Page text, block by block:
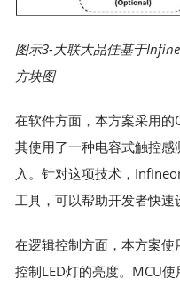
图示3-大联大品佳基于
方块图
在软件方面，本方案采用的
其使用了一种电容式触控
入。针对这项技术，
工具，可以帮助开发者快速
在逻辑控制方面，本方案
控制LED灯的亮度。MCU